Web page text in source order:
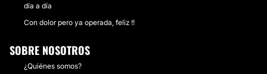
día a día
Con dolor pero ya operada, feliz !!
SOBRE NOSOTROS
¿Quiénes somos?